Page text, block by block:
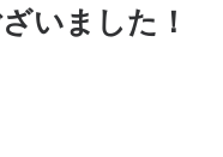
いました！